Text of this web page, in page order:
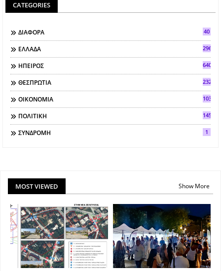
CATEGORIES
ΔΙΑΦΟΡΑ 40
ΕΛΛΑΔΑ 296
ΗΠΕΙΡΟΣ 640
ΘΕΣΠΡΩΤΙΑ 2321
ΟΙΚΟΝΟΜΙΑ 103
ΠΟΛΙΤΙΚΗ 145
ΣΥΝΔΡΟΜΗ 1
MOST VIEWED Show More